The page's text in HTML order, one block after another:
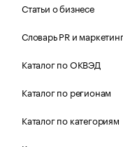
Статьи о бизнесе
Словарь PR и
Каталог по ОКВЭД
Каталог по регионам
Каталог по категориям